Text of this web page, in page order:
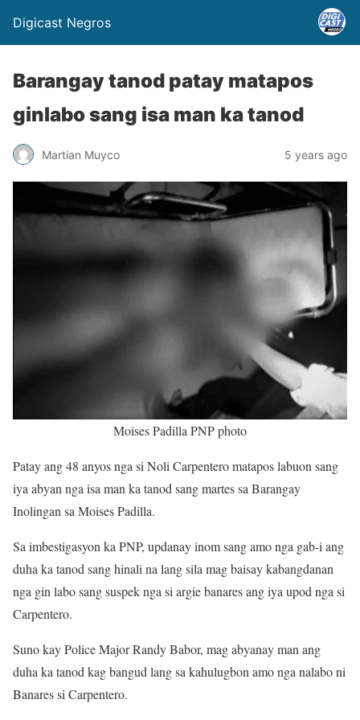
Digicast Negros
Barangay tanod patay matapos
ginlabo sang isa man ka tanod
Martian Muyco 5 years ago
Moises Padilla PNP photo
Patay ang 48 anyos nga si Noli Carpentero matapos labuon sang
iya abyan nga isa man ka tanod sang martes sa Barangay
Inolingan sa Moises Padilla.
Sa imbestigasyon ka PNP, updanay inom sang amo nga gab-i ang
duha ka tanod sang hinali na lang sila mag baisay kabangdanan
nga gin labo sang suspek nga si argie banares ang iya upod nga si
Carpentero.
Suno kay Police Major Randy Babor, mag abyanay man ang
duha ka tanod kag bangud lang sa kahulugbon amo nga nalabo ni
Banares si Carpentero.